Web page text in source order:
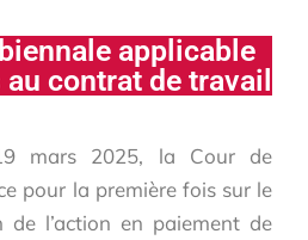
applicable
contrat de travail
mars 2025, la Cour de
pour la première fois sur le
de l’action en paiement de